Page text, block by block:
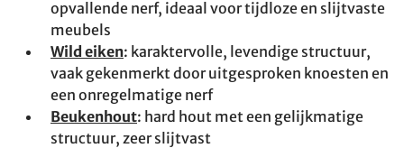
opvallende nerf, ideaal voor tijdloze en slijtvaste
meubels
Wild eiken: karaktervolle, levendige structuur,
vaak gekenmerkt door uitgesproken knoesten en
een onregelmatige nerf
Beukenhout: hard hout met een gelijkmatige
structuur, zeer slijtvast